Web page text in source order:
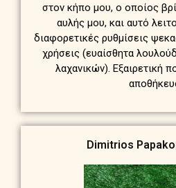
στον κήπο μου, ο οποίος
αυλής μου, και αυτό
διαφορετικές ρυθμίσεις
χρήσεις (ευαίσθητα
λαχανικών). Εξαιρετική
Dimitrios